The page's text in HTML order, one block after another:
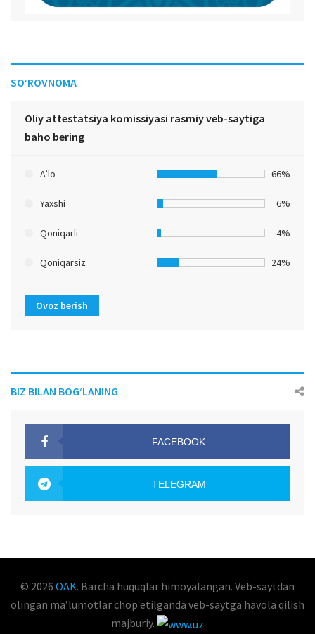
SO‘ROVNOMA
Oliy attestatsiya komissiyasi rasmiy veb-saytiga
baho bering
A’lo 66%
Yaxshi 6%
Qoniqarli 4%
Qoniqarsiz 24%
Ovoz berish
BIZ BILAN BOG‘LANING
FACEBOOK
TELEGRAM
© 2026 OAK. Barcha huquqlar himoyalangan. Veb-saytdan
olingan maʼlumotlar chop etilganda veb-saytga havola qilish
majburiy.